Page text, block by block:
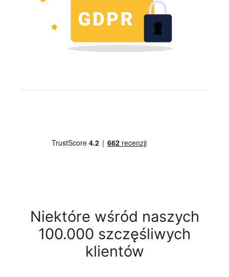
Niektóre wśród naszych
100.000 szczęśliwych
klientów